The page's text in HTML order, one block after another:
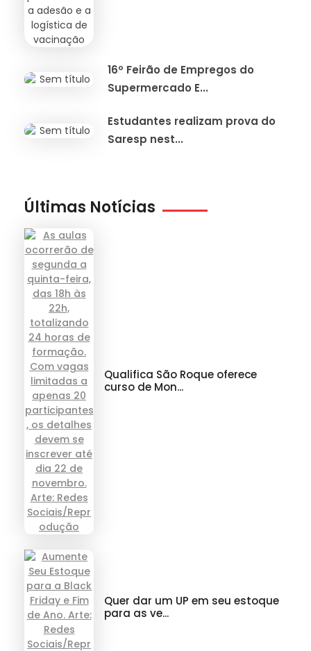
16º Feirão de Empregos do
Supermercado E...
Estudantes realizam prova do
Saresp nest...
Últimas Notícias
Qualifica São Roque oferece
curso de Mon...
Quer dar um UP em seu estoque
para as ve...